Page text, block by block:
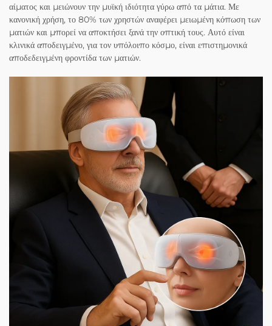
αίματος και μειώνουν την μυϊκή ιδιότητα γύρω από τα μάτια. Με
κανονική χρήση, το 80% των χρηστών αναφέρει μειωμένη κόπωση των
ματιών και μπορεί να αποκτήσει ξανά την οπτική τους. Αυτό είναι
κλινικά αποδειγμένο, για τον υπόλοιπο κόσμο, είναι επιστημονικά
αποδεδειγμένη φροντίδα των ματιών.